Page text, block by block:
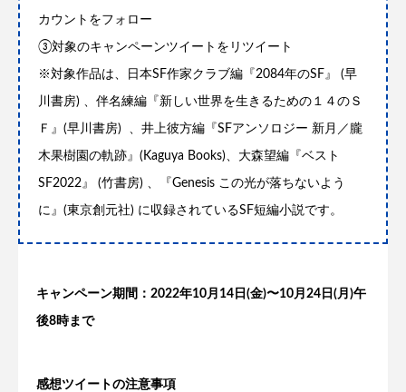
カウントをフォロー
③対象のキャンペーンツイートをリツイート
※対象作品は、日本SF作家クラブ編『2084年のSF』 (早
川書房) 、伴名練編『新しい世界を生きるための１４のＳ
Ｆ』(早川書房) 、井上彼方編『SFアンソロジー 新月／朧
木果樹園の軌跡』(Kaguya Books)、大森望編『ベスト
SF2022』 (竹書房) 、『Genesis この光が落ちないよう
に』(東京創元社) に収録されているSF短編小説です。
キャンペーン期間：2022年10月14日(金)〜10月24日(月)午
後8時まで
感想ツイートの注意事項